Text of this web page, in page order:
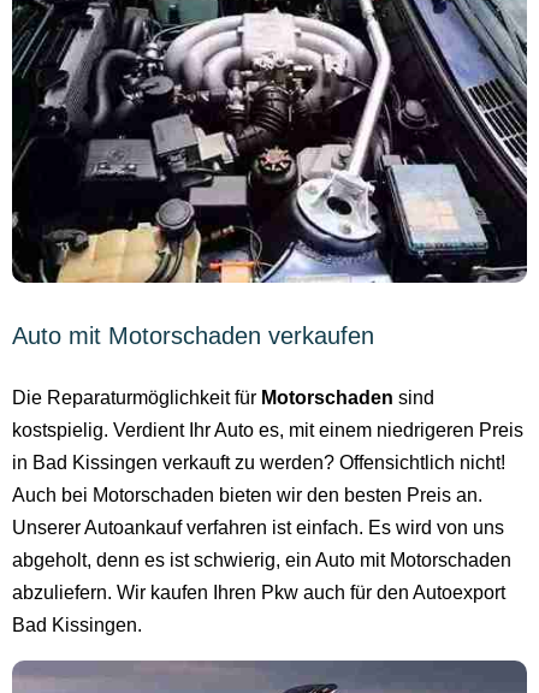
Auto mit Motorschaden verkaufen
Die Reparaturmöglichkeit für Motorschaden sind
kostspielig. Verdient Ihr Auto es, mit einem niedrigeren Preis
in Bad Kissingen verkauft zu werden? Offensichtlich nicht!
Auch bei Motorschaden bieten wir den besten Preis an.
Unserer Autoankauf verfahren ist einfach. Es wird von uns
abgeholt, denn es ist schwierig, ein Auto mit Motorschaden
abzuliefern. Wir kaufen Ihren Pkw auch für den Autoexport
Bad Kissingen.